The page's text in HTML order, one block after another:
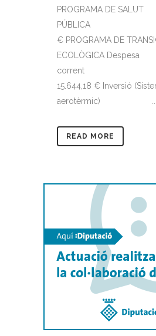
PROGRAMA DE SALUT
PÚBLICA
€ PROGRAMA DE
ECOLÒGICA Despesa
15.644,18 € Inversió
aerotèrmic) ...
READ MORE